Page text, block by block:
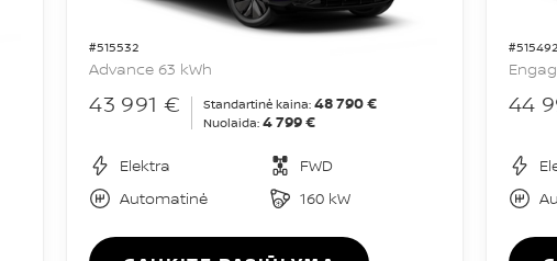
#515532
Advance 63 kWh
43 991 € Standartinė kaina: 48 790 €
Nuolaida: 4 799 €
Elektra
FWD
Automatinė
160 kW
#515492
44